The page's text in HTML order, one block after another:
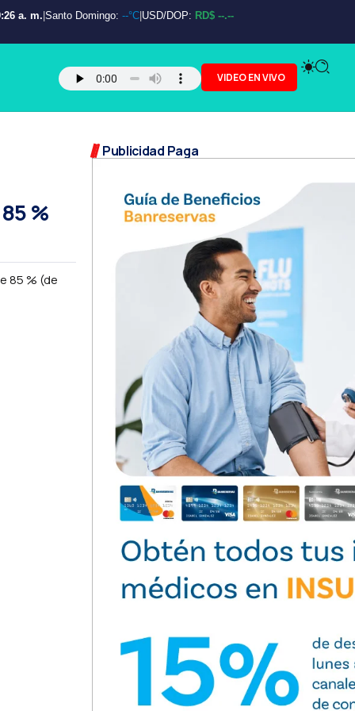
a. m. Santo Domingo: --°C| USD/DOP: RD$ --.--
VIDEO EN VIVO
%
85 % (de
Publicidad Paga